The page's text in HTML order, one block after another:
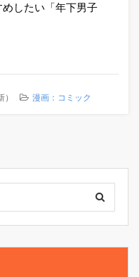
したい「年下男子
） 漫画：コミック